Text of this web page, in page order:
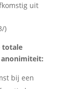
uit
)
totale
anonimiteit:
bij een